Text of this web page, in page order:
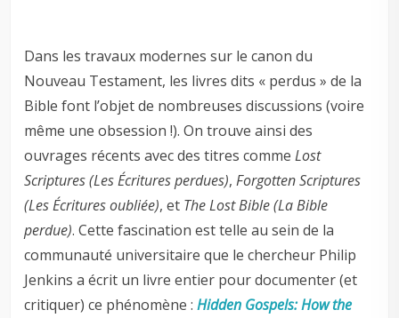
Dans les travaux modernes sur le canon du
Nouveau Testament, les livres dits « perdus » de la
Bible font l’objet de nombreuses discussions (voire
même une obsession !). On trouve ainsi des
ouvrages récents avec des titres commeLost
Scriptures (Les Écritures perdues),Forgotten Scriptures
(Les Écritures oubliée), et The Lost Bible (La Bible
perdue). Cette fascination est telle au sein de la
communauté universitaire que le chercheur Philip
Jenkins a écrit un livre entier pour documenter (et
critiquer) ce phénomène :Hidden Gospels: How the